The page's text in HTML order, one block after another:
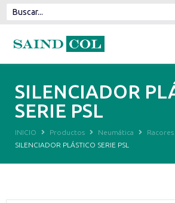
SILENCIADOR
SERIE PSL
INICIO Productos Neumática Racores
SILENCIADOR PLÁSTICO SERIE PSL